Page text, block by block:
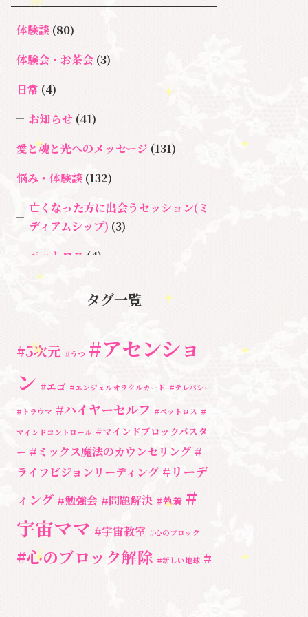
体験談 (80)
体験会・お茶会 (3)
日常 (4)
お知らせ(41)
愛と魂と光へのメッセージ (131)
悩み・体験談 (132)
亡くなった方に出会うセッション(ミ
ディアムシップ) (3)
ペットロス (4)
養成講座(72)
勉強会・セミナー(55)
セミナー情報
タグ一覧
#5次元 #うつ #アセンショ
ン #エゴ #エンジェルオラクルカード #テレパシー
#トラウマ #ハイヤーセルフ #ペットロス #
マインドコントロール #マインドブロックバスタ
ー #ミックス魔法のカウンセリング #
ライフビジョンリーディング #リーデ
ィング #勉強会 #問題解決 #執着 #
宇宙ママ #宇宙教室 #心のブロック
#心のブロック解除 #新しい地球 #